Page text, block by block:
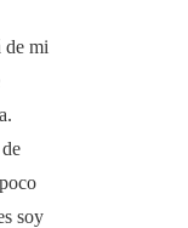
de mi
soy